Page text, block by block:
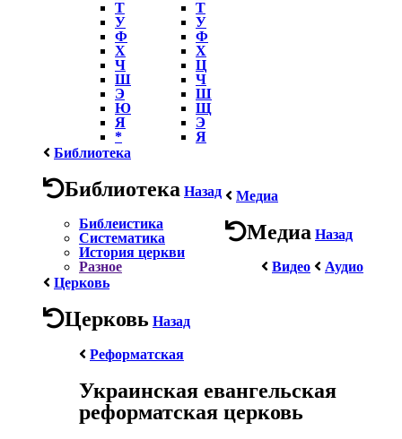
Т
У
Ф
Х
Ч
Ш
Э
Ю
Я
*
Т
У
Ф
Х
Ц
Ч
Ш
Щ
Э
Я
Библиотека
Библиотека Назад
Библеистика
Систематика
История церкви
Разное
Медиа
Медиа Назад
Видео
Аудио
Церковь
Церковь Назад
Реформатская
Украинская евангельская
реформатская церковь